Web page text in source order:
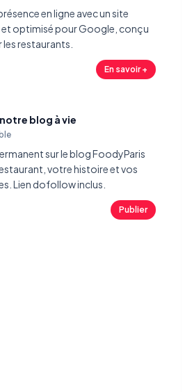
en ligne avec un site
et optimisé pour Google, conçu
restaurants.
En savoir +
blog à vie
sur le blog FoodyParis
votre histoire et vos
Lien dofollow inclus.
Publier